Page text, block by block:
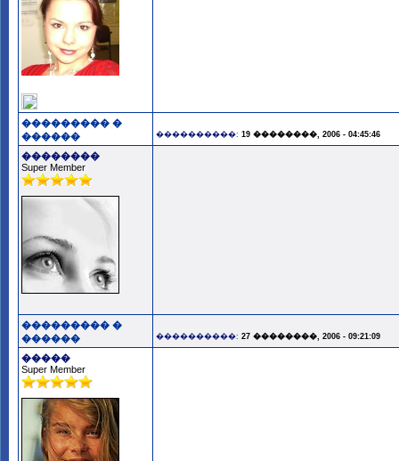
��������� �
������
����������: 19 ��������, 2006 - 04:45:46
��������
Super Member
��������� �
������
����������: 27 ��������, 2006 - 09:21:09
�����
Super Member